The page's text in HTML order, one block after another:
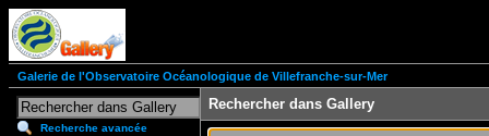
Galerie de l'Observatoire Océanologique de Villefranche-sur-Mer
Recherche avancée
Rechercher dans Gallery